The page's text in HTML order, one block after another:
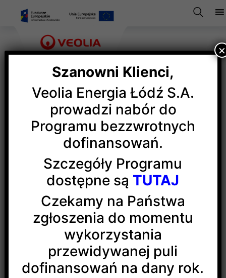
Bezpieczeństwo
Szanowni Klienci,
Veolia Energia Łódź S.A.
prowadzi nabór do
Programu bezzwrotnych
dofinansowań.
Szczegóły Programu
dostępne są TUTAJ
Czekamy na Państwa
zgłoszenia do momentu
wykorzystania
przewidywanej puli
dofinansowań na dany rok.
×